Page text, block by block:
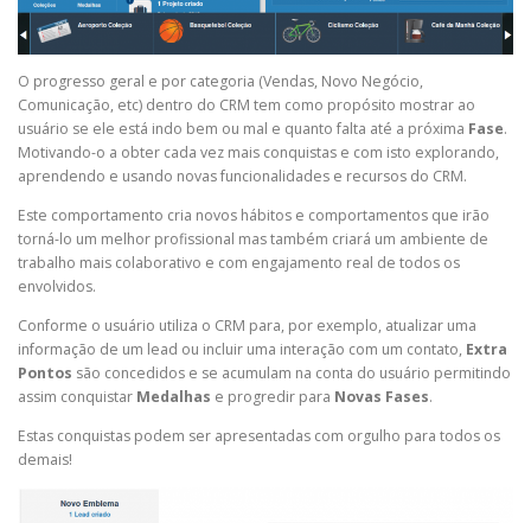
O progresso geral e por categoria (Vendas, Novo Negócio,
Comunicação, etc) dentro do CRM tem como propósito mostrar ao
usuário se ele está indo bem ou mal e quanto falta até a próxima Fase.
Motivando-o a obter cada vez mais conquistas e com isto explorando,
aprendendo e usando novas funcionalidades e recursos do CRM.
Este comportamento cria novos hábitos e comportamentos que irão
torná-lo um melhor profissional mas também criará um ambiente de
trabalho mais colaborativo e com engajamento real de todos os
envolvidos.
Conforme o usuário utiliza o CRM para, por exemplo, atualizar uma
informação de um lead ou incluir uma interação com um contato, Extra
Pontos são concedidos e se acumulam na conta do usuário permitindo
assim conquistar Medalhas e progredir para Novas Fases.
Estas conquistas podem ser apresentadas com orgulho para todos os
demais!